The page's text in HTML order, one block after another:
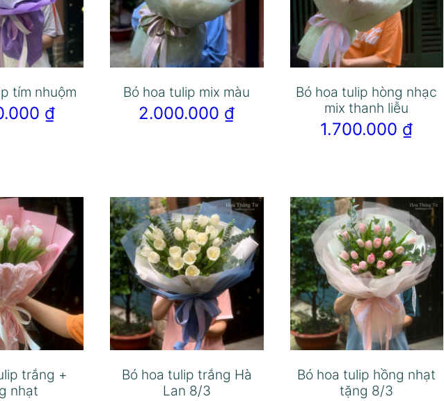
tím nhuộm
₫
Bó hoa tulip mix màu
2.000.000 ₫
Bó hoa tulip hòng nhạc
mix thanh liễu
1.700.000 ₫
trắng +
nhạt
Bó hoa tulip trắng Hà
Lan 8/3
Bó hoa tulip hồng nhạt
tặng 8/3